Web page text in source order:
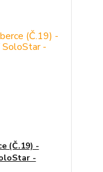
(Č.19) -
-